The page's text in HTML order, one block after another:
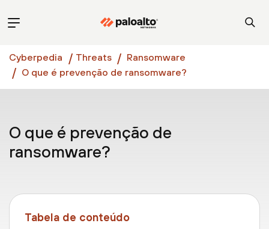
Cyberpedia Threats
Ransomware
O que é prevenção de ransomware?
O que é prevenção de
ransomware?
Tabela de conteúdo